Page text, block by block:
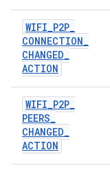
WIFI_P2P_
CONNECTION_
CHANGED_
ACTION
WIFI_P2P_
PEERS_
CHANGED_
ACTION